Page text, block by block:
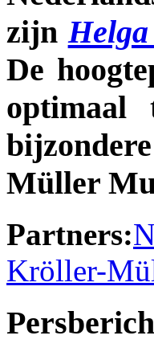
zijn
De
Müller
Partners:
Kröller-